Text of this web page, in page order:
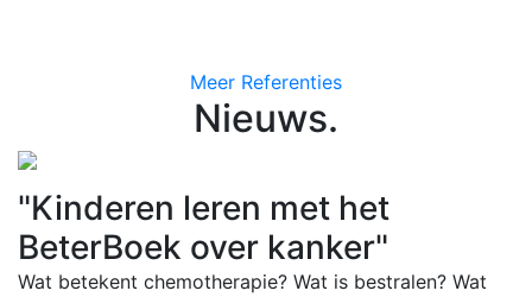
Meer Referenties
Nieuws.
"Kinderen leren met het
BeterBoek over kanker"
Wat betekent chemotherapie? Wat is bestralen? Wat